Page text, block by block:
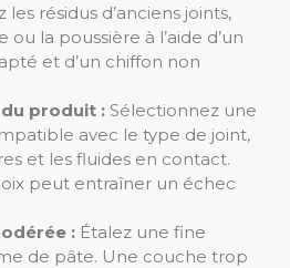
les résidus d’anciens joints,
ou la poussière à l’aide d’un
et d’un chiffon non
produit : Sélectionnez une
avec le type de joint,
et les fluides en contact.
peut entraîner un échec
: Étalez une fine
de pâte. Une couche trop